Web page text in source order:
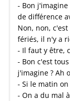
- Bon
de différence
Non, non,
fériés, il n'y a
- Il faut y être,
- Bon c'est
j'imagine ? Ah
- Si le matin
- On a du mal